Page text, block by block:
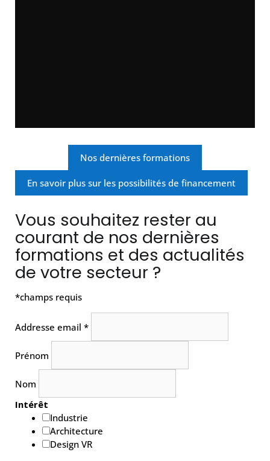
Nos dernières formations
En savoir plus sur les possibilités de financement
Vous souhaitez rester au
courant de nos dernières
formations et des actualités
de votre secteur ?
*champs requis
Addresse email *
Prénom
Nom
Intérêt
Industrie
Architecture
Design VR